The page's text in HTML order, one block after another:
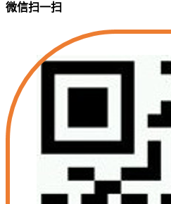
微信扫一扫